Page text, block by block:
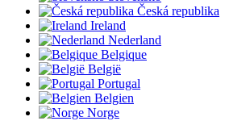
Česká republika
Ireland
Nederland
Belgique
België
Portugal
Belgien
Norge